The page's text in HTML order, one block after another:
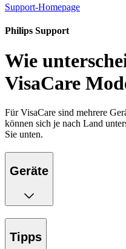
Support-Homepage
Philips Support
Wie
VisaCare
Für VisaCare sind mehrere
können sich je nach Land
Sie unten.
Geräte
Tipps